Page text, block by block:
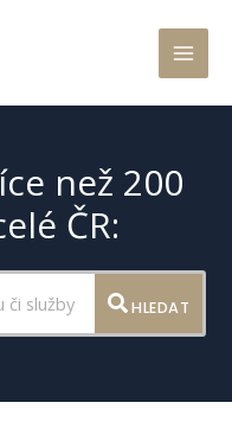
než 200
ČR:
HLEDAT